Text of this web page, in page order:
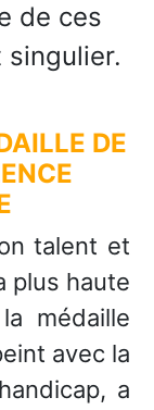
de ces
DE
talent et
plus haute
médaille
avec la
a